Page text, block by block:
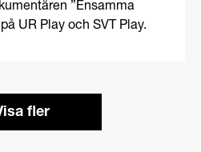
”Ensamma
UR Play och SVT Play.
fler